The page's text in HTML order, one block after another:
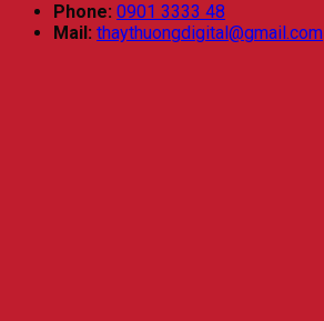
Phone: 0901 3333 48
Mail: thaythuongdigital@gmail.com